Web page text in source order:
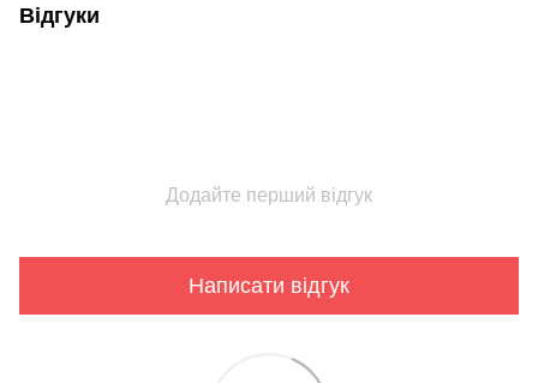
Відгуки
Додайте перший відгук
Написати відгук